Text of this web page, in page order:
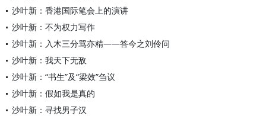
沙叶新：香港国际笔会上的演讲
沙叶新：不为权力写作
沙叶新：入木三分骂亦精——答今之刘伶问
沙叶新：我天下无敌
沙叶新：“书生”及“梁效”刍议
沙叶新：假如我是真的
沙叶新：寻找男子汉